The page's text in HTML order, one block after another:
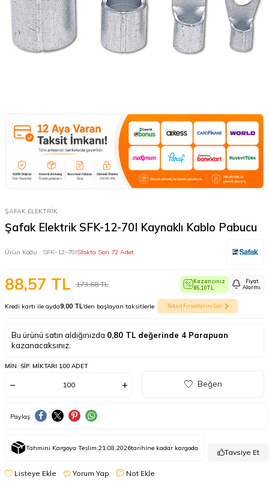
ŞAFAK ELEKTRİK
Şafak Elektrik SFK-12-70I Kaynaklı Kablo Pabucu
Ürün Kodu : SFK-12-70IStokta Son 72 Adet
173,68TL
88,57 TL
Kazancınız
85,10TL
Fiyat
Alarmı
Kredi kartı ile ayda9,00 TL'den başlayan taksitlerle Taksit Fırsatlarını Gör
Bu ürünü satın aldığınızda 0,80 TL değerinde 4 Parapuan
kazanacaksınız.
MIN. SIP. MIKTARI 100 ADET
Beğen
Paylaş
Tahmini Kargoya Teslim:21.08.2026tarihine kadar kargoda Tavsiye Et
Listeye Ekle Yorum Yap Not Ekle